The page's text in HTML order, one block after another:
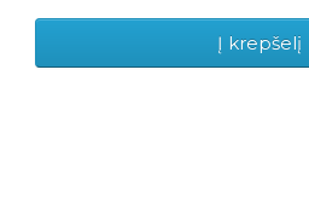
Į krepšelį